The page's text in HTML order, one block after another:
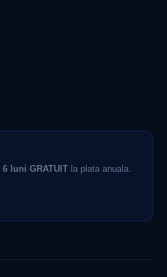
6 luni GRATUIT la plata anuala.